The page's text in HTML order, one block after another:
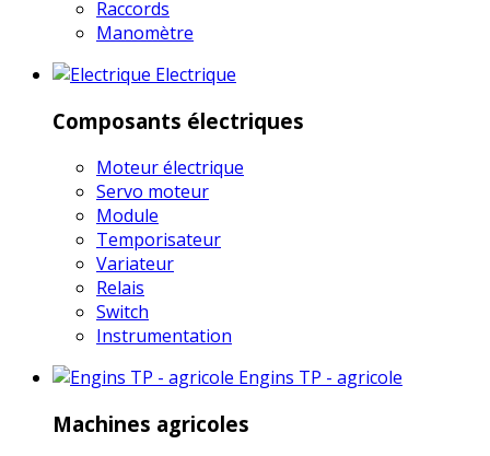
Raccords
Manomètre
Electrique
Composants électriques
Moteur électrique
Servo moteur
Module
Temporisateur
Variateur
Relais
Switch
Instrumentation
Engins TP - agricole
Machines agricoles